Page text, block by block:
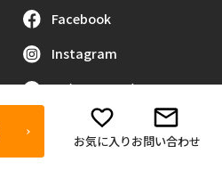
お気に入りお問い合わせ
Facebook
Instagram
X（旧Twitter）
Youtube